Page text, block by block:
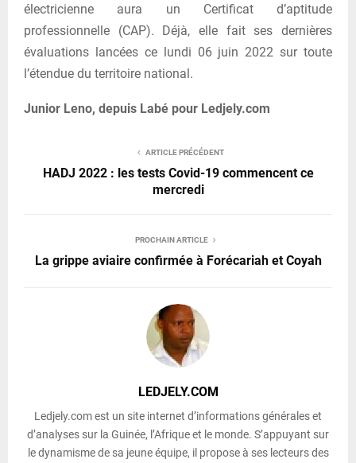
électricienne aura un Certificat d’aptitude
professionnelle (CAP). Déjà, elle fait ses dernières
évaluations lancées ce lundi 06 juin 2022 sur toute
l’étendue du territoire national.
Junior Leno, depuis Labé pour Ledjely.com
ARTICLE PRÉCÉDENT
HADJ 2022 : les tests Covid-19 commencent ce
mercredi
PROCHAIN ARTICLE
La grippe aviaire confirmée à Forécariah et Coyah
LEDJELY.COM
Ledjely.com est un site internet d’informations générales et
d’analyses sur la Guinée, l’Afrique et le monde. S’appuyant sur
le dynamisme de sa jeune équipe, il propose à ses lecteurs des